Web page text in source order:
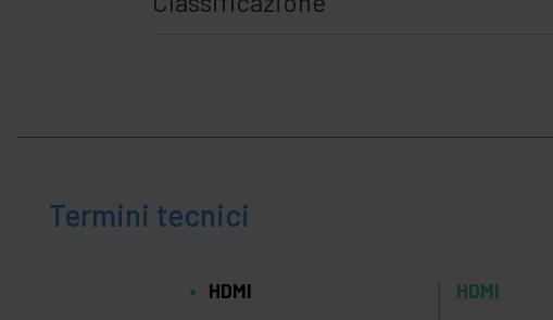
Termini tecnici
HDMI
HDMI